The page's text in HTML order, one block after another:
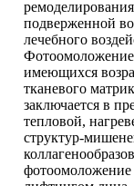
подверженной
лечебного
Фотоомоложение
имеющихся
тканевого
заключается в
тепловой,
структур-
фотоомоложение